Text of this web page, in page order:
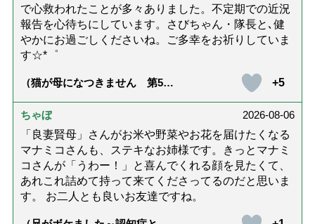
で心救われたことが多々ありました。不定期での近況
報告を心待ちにしています。さびちゃん・隊長と､健
やかにお過ごしくださいね。ご多幸をお祈りしていま
す☆*゜
（猫が母になつきません 第500
+5
ちゃぼ
2026-08-06
「良妻賢母」さんがお米や野菜やお花を届けたくなる
マナミコさんも、ステキなお姉様です。きっとマナミ
コさんが「うわー！」と喜んでくれる顔を見たくて、
あれこれ詰めて持って来てくださってるのだと思いま
す。 お二人とも良いお友達ですね。